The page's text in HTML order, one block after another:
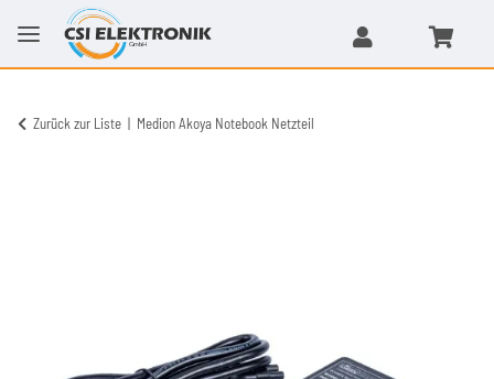
Zurück zur Liste Medion Akoya Notebook Netzteil